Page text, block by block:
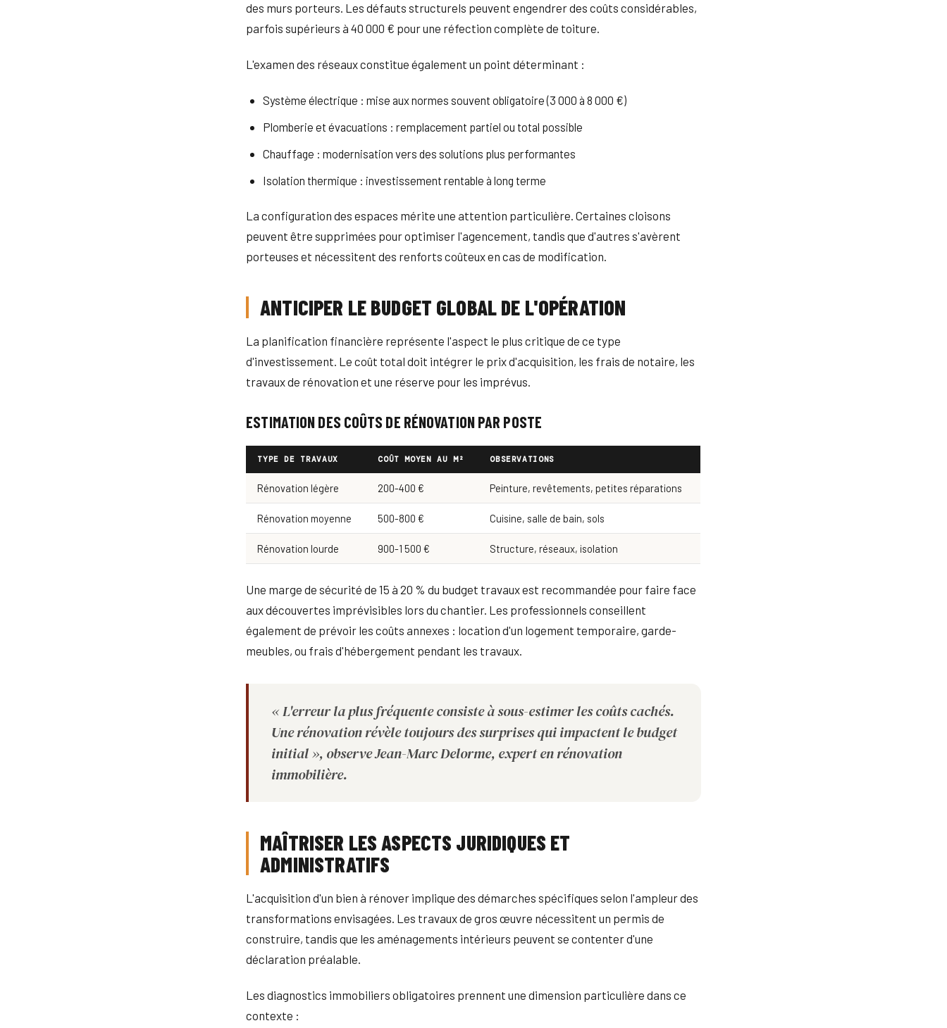
des murs porteurs. Les défauts structurels peuvent engendrer des coûts considérables,
parfois supérieurs à 40 000 € pour une réfection complète de toiture.
L'examen des réseaux constitue également un point déterminant :
Système électrique : mise aux normes souvent obligatoire (3 000 à 8 000 €)
Plomberie et évacuations : remplacement partiel ou total possible
Chauffage : modernisation vers des solutions plus performantes
Isolation thermique : investissement rentable à long terme
La configuration des espaces mérite une attention particulière. Certaines cloisons
peuvent être supprimées pour optimiser l'agencement, tandis que d'autres s'avèrent
porteuses et nécessitent des renforts coûteux en cas de modification.
ANTICIPER LE BUDGET GLOBAL DE L'OPÉRATION
La planification financière représente l'aspect le plus critique de ce type
d'investissement. Le coût total doit intégrer le prix d'acquisition, les frais de notaire, les
travaux de rénovation et une réserve pour les imprévus.
ESTIMATION DES COÛTS DE RÉNOVATION PAR POSTE
TYPE DE TRAVAUX COÛT MOYEN AU M² OBSERVATIONS
Rénovation légère 200-400 € Peinture, revêtements, petites réparations
Rénovation moyenne 500-800 € Cuisine, salle de bain, sols
Rénovation lourde 900-1 500 € Structure, réseaux, isolation
Une marge de sécurité de 15 à 20 % du budget travaux est recommandée pour faire face
aux découvertes imprévisibles lors du chantier. Les professionnels conseillent
également de prévoir les coûts annexes : location d'un logement temporaire, garde-
meubles, ou frais d'hébergement pendant les travaux.
« L'erreur la plus fréquente consiste à sous-estimer les coûts cachés.
Une rénovation révèle toujours des surprises qui impactent le budget
initial », observe Jean-Marc Delorme, expert en rénovation
immobilière.
MAÎTRISER LES ASPECTS JURIDIQUES ET
ADMINISTRATIFS
L'acquisition d'un bien à rénover implique des démarches spécifiques selon l'ampleur des
transformations envisagées. Les travaux de gros œuvre nécessitent un permis de
construire, tandis que les aménagements intérieurs peuvent se contenter d'une
déclaration préalable.
Les diagnostics immobiliers obligatoires prennent une dimension particulière dans ce
contexte :